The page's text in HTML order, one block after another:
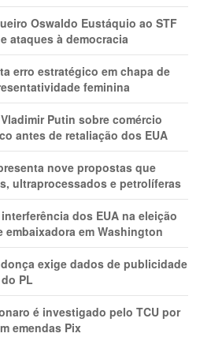
Oswaldo Eustáquio ao STF
ataques à democracia
erro estratégico em chapa de
feminina
Putin sobre comércio
antes de retaliação dos EUA
nove propostas que
ultraprocessados e petrolíferas
dos EUA na eleição
em Washington
exige dados de publicidade
PL
é investigado pelo TCU por
emendas Pix